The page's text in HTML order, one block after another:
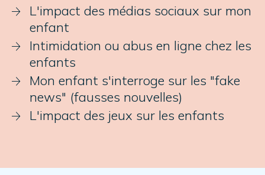
L'impact des médias sociaux sur mon
enfant
Intimidation ou abus en ligne chez les
enfants
Mon enfant s'interroge sur les "fake
news" (fausses nouvelles)
L'impact des jeux sur les enfants